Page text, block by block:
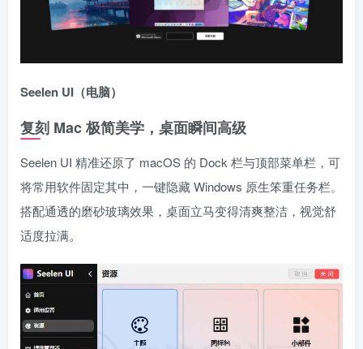
Seelen UI（电脑）
复刻 Mac 极简美学，桌面瞬间高级
Seelen UI 精准还原了 macOS 的 Dock 栏与顶部菜单栏，可
将常用软件固定其中，一键隐藏 Windows 原生笨重任务栏。
搭配通透的磨砂玻璃效果，桌面立马变得清爽整洁，视觉舒
适度拉满。